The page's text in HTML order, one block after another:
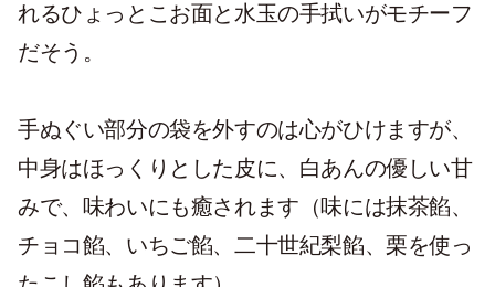
れるひょっとこお面と水玉の手拭いがモチーフ
だそう。
手ぬぐい部分の袋を外すのは心がひけますが、
中身はほっくりとした皮に、白あんの優しい甘
みで、味わいにも癒されます（味には抹茶餡、
チョコ餡、いちご餡、二十世紀梨餡、栗を使っ